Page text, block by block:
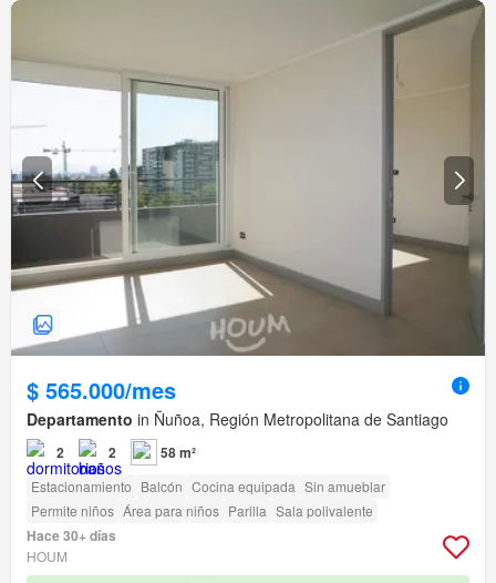
$ 565.000/mes
Departamento in Ñuñoa, Región Metropolitana de Santiago
2 2 58 m²
Estacionamiento Balcón Cocina equipada Sin amueblar
Permite niños Área para niños Parilla Sala polivalente
Hace 30+ días
HOUM